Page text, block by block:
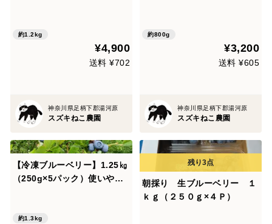
約1.2kg
¥4,900
送料 ¥702
神奈川県足柄下郡湯河原
スズキねこ農園
約800g
¥3,200
送料 ¥605
神奈川県足柄下郡湯河原
スズキねこ農園
【冷凍ブルーベリー】1.25㎏
（250g×5パック）使いやす
リ以上～18ミリ以上)のミッ
約1.3kg
朝採り 生ブルーベリー １
ｋｇ（２５０ｇ×４Ｐ）